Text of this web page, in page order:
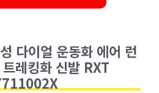
다이얼 운동화 에어 런
레킹화 신발 RXT